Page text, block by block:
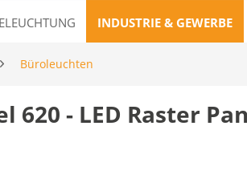
INDUSTRIE & GEWERBE
Büroleuchten
620 - LED Raster